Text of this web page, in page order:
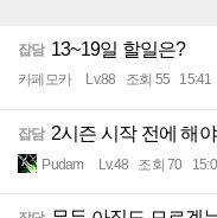
잡담 13~19일 할일은?
카페모카 Lv.88 조회 55 15:41
잡담 2시즌 시작 전에 해
Pudam Lv.48 조회 70